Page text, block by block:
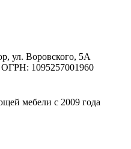
ул. Воровского, 5А
1095257001960
мебели с 2009 года